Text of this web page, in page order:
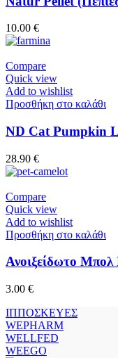
10.00 €
Compare
Quick view
Add to wishlist
Προσθήκη στο καλάθι
ND Cat Pumpkin
28.90 €
Compare
Quick view
Add to wishlist
Προσθήκη στο καλάθι
Ανοιξείδωτο
3.00 €
ΙΠΠΟΣΚΕΥΕΣ
WEPHARM
WELLFED
WEEGO